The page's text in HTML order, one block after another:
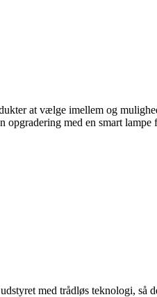
at vælge imellem og
opgradering med en smart
med trådløs teknologi, så